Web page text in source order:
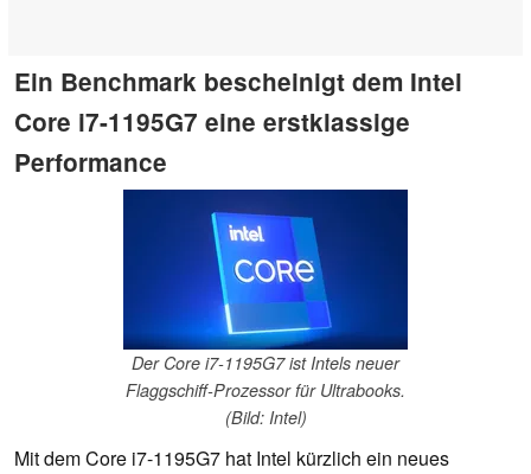
Ein Benchmark bescheinigt dem Intel
Core i7-1195G7 eine erstklassige
Performance
Der Core i7-1195G7 ist Intels neuer
Flaggschiff-Prozessor für Ultrabooks.
(Bild: Intel)
Mit dem Core i7-1195G7 hat Intel kürzlich ein neues